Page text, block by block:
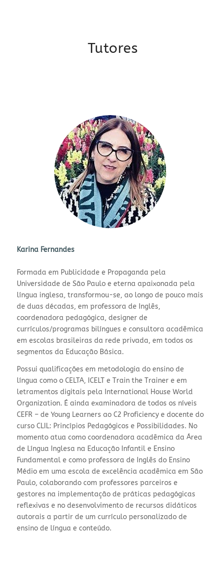
Tutores
Karina Fernandes
Formada em Publicidade e Propaganda pela
Universidade de São Paulo e eterna apaixonada pela
língua inglesa, transformou-se, ao longo de pouco mais
de duas décadas, em professora de Inglês,
coordenadora pedagógica, designer de
currículos/programas bilíngues e consultora acadêmica
em escolas brasileiras da rede privada, em todos os
segmentos da Educação Básica.
Possui qualificações em metodologia do ensino de
língua como o CELTA, ICELT e Train the Trainer e em
letramentos digitais pela International House World
Organization. É ainda examinadora de todos os níveis
CEFR – de Young Learners ao C2 Proficiency e docente do
curso CLIL: Princípios Pedagógicos e Possibilidades. No
momento atua como coordenadora acadêmica da Área
de Língua Inglesa na Educação Infantil e Ensino
Fundamental e como professora de Inglês do Ensino
Médio em uma escola de excelência acadêmica em São
Paulo, colaborando com professores parceiros e
gestores na implementação de práticas pedagógicas
reflexivas e no desenvolvimento de recursos didáticos
autorais a partir de um currículo personalizado de
ensino de língua e conteúdo.